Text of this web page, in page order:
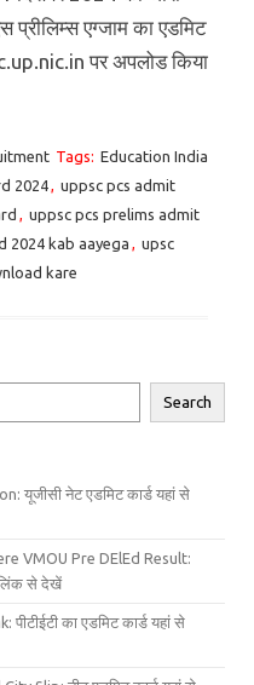
प्रीलिम्स एग्जाम का एडमिट
पर अपलोड किया
Tags: Education India
2024, uppsc pcs admit
, uppsc pcs prelims admit
2024 kab aayega , upsc
kare
Search
यूजीसी नेट एडमिट कार्ड यहां से
VMOU Pre DElEd Result:
लिंक से देखें
का एडमिट कार्ड यहां से